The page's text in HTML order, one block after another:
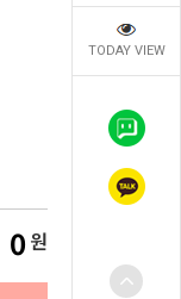
TODAY VIEW
0 원